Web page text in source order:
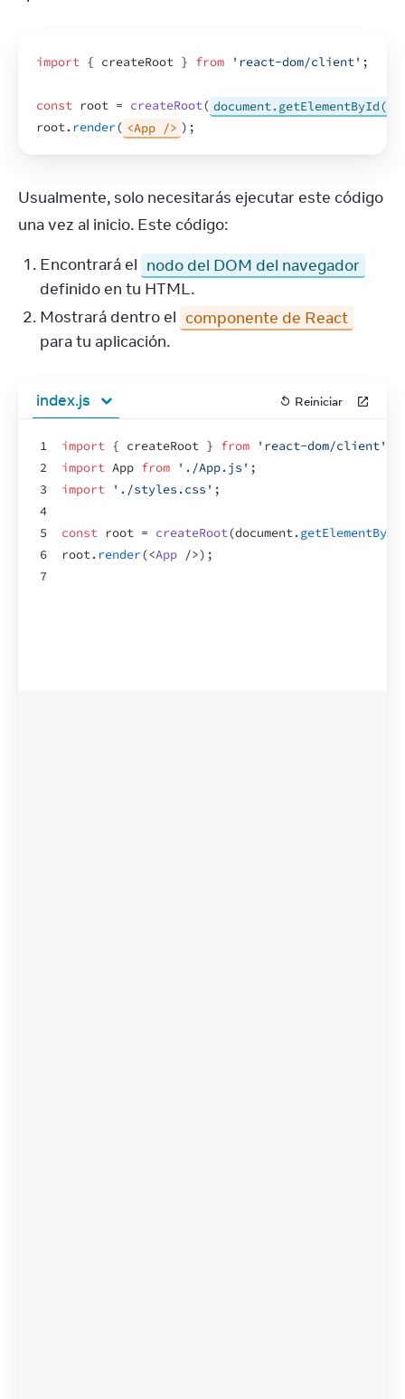
import { createRoot } from 'react-dom/client' ;
const root = createRoot(
root. render( <App /> ) ;
Usualmente, solo necesitarás ejecutar este código
una vez al inicio. Este código:
Encontrará el nodo del DOM del navegador
definido en tu HTML.
Mostrará dentro el componente de React
para tu aplicación.
index.js Reiniciar
1
2
3
4
5
6
7
import { createRoot } from 'react-dom/client'
import App from './App.js' ;
import
'./styles.css' ;
const root = createRoot(document. getElementById
root. render(<App />) ;